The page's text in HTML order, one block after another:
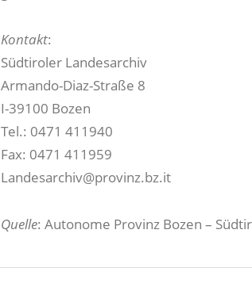
Kontakt:
Südtiroler Landesarchiv
Armando-Diaz-Straße 8
I-39100 Bozen
Tel.: 0471 411940
Fax: 0471 411959
Landesarchiv@provinz.bz.it
Quelle: Autonome Provinz Bozen –